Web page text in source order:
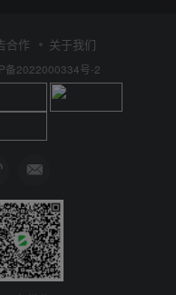
合作 关于我们
备2022000334号-2